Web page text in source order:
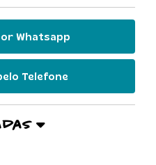
Whatsapp
Telefone